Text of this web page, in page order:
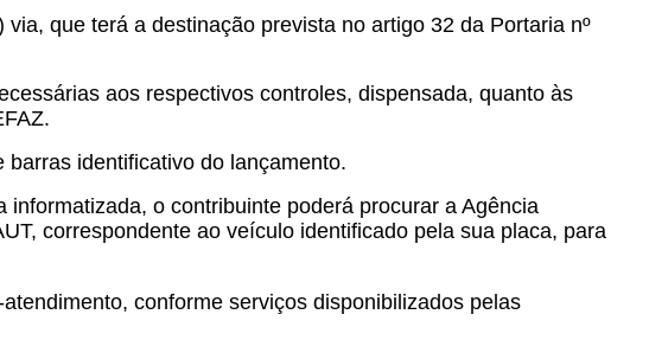
que terá a destinação prevista no artigo 32 da Portaria nº
aos respectivos controles, dispensada, quanto às
barras identificativo do lançamento.
o contribuinte poderá procurar a Agência
correspondente ao veículo identificado pela sua placa, para
conforme serviços disponibilizados pelas